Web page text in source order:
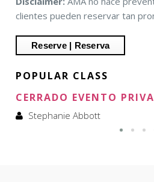
clientes pueden reservar tan
POPULAR CLASS
CERRADO EVENTO
Stephanie Abbott